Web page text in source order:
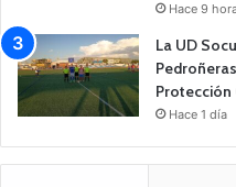
Hace 9
La UD
Protección
Hace 1 día